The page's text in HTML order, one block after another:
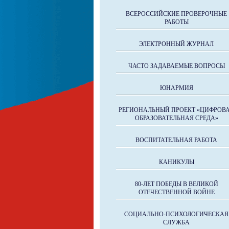
ВСЕРОССИЙСКИЕ ПРОВЕРОЧНЫЕ
РАБОТЫ
ЭЛЕКТРОННЫЙ ЖУРНАЛ
ЧАСТО ЗАДАВАЕМЫЕ ВОПРОСЫ
ЮНАРМИЯ
РЕГИОНАЛЬНЫЙ ПРОЕКТ
ОБРАЗОВАТЕЛЬНАЯ СРЕДА»
ВОСПИТАТЕЛЬНАЯ РАБОТА
КАНИКУЛЫ
80-ЛЕТ ПОБЕДЫ В ВЕЛИКОЙ
ОТЕЧЕСТВЕННОЙ ВОЙНЕ
СОЦИАЛЬНО-ПСИХОЛОГИЧЕСКАЯ
СЛУЖБА